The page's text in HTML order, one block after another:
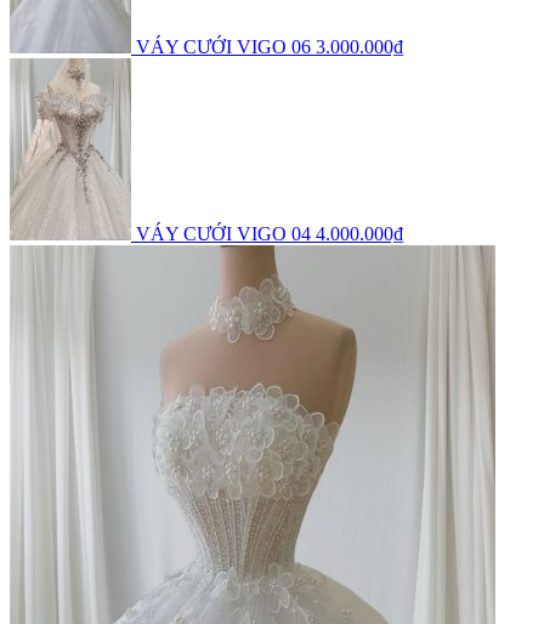
VÁY CƯỚI VIGO 06 3.000.000₫
VÁY CƯỚI VIGO 04 4.000.000₫